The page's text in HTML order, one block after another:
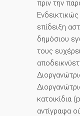
πριν την
επίδειξη
δημόσιου
τους
κατοικίδια
αντίγραφα